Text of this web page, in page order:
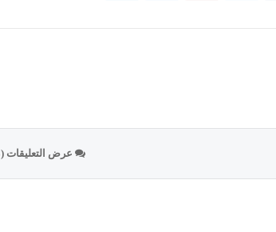
عرض التعليقات (68)